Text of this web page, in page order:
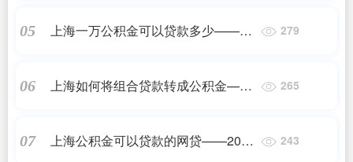
05
上海一万公积金可以贷款多少——
279
06
上海如何将组合贷款转成公积金——
265
07
上海公积金可以贷款的网贷——2023
243